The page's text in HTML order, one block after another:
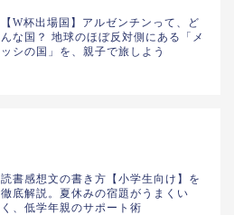
【W杯出場国】アルゼンチンって、ど
んな国？ 地球のほぼ反対側にある「メ
ッシの国」を、親子で旅しよう
読書感想文の書き方【小学生向け】を
徹底解説。夏休みの宿題がうまくい
く、低学年親のサポート術